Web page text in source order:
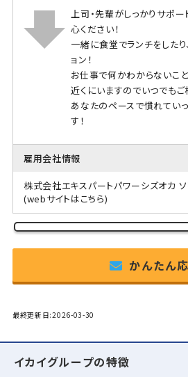
上司・先輩がしっかりサポ
心ください！
一緒に食堂でランチをした
ョン！
お仕事で何かわからないこ
近くにいますのでいつでもご
あなたのペースで慣れてい
す！
雇用会社情報
株式会社エキスパートパワーシズオカ
(webサイトはこちら)
かんたん
最終更新日:2026-03-30
イカイグループの特徴